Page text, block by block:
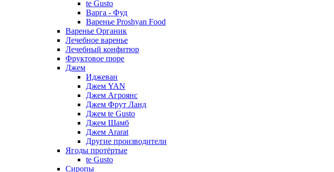
te Gusto
Варга - Фуд
Варенье Proshyan Food
Варенье Органик
Лечебное варенье
Лечебный конфитюр
Фруктовое пюре
Джем
Иджеван
Джем YAN
Джем Агроянс
Джем Фрут Ланд
Джем te Gusto
Джем Шамб
Джем Ararat
Другие производители
Ягоды протёртые
te Gusto
Сиропы